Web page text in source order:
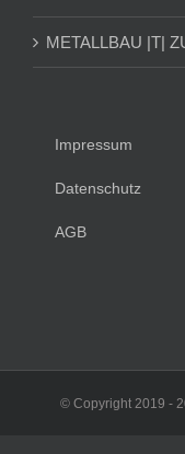
METALLBAU |T|
Impressum
Datenschutz
AGB
© Copyright 2019 -